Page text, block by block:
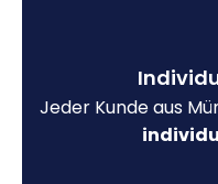
Jeder Kunde aus